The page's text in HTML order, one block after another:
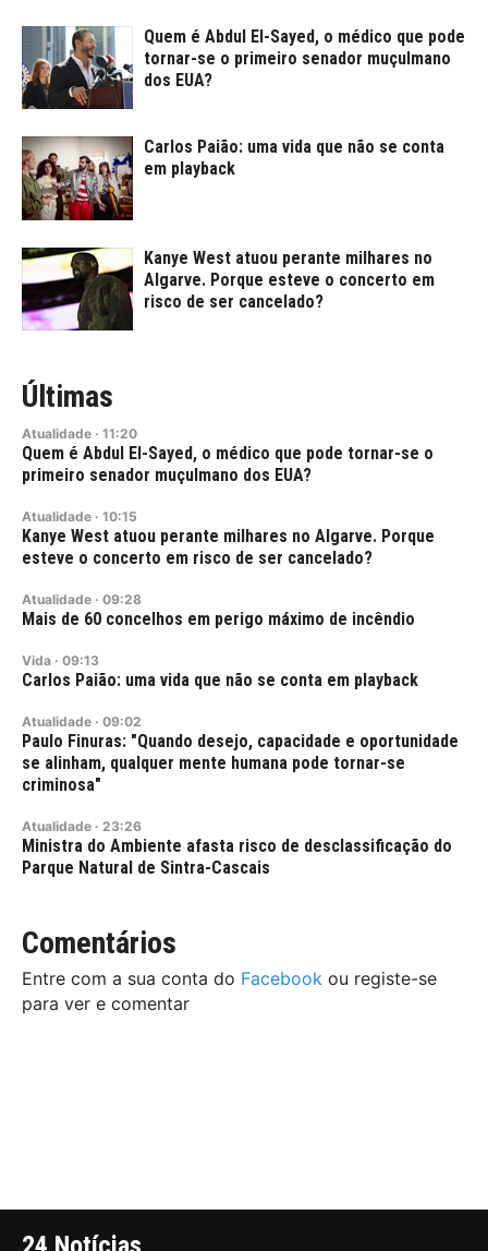
Quem é Abdul El-Sayed, o médico que pode
tornar-se o primeiro senador muçulmano
dos EUA?
Carlos Paião: uma vida que não se conta
em playback
Kanye West atuou perante milhares no
Algarve. Porque esteve o concerto em
risco de ser cancelado?
Últimas
Atualidade · 11:20
Quem é Abdul El-Sayed, o médico que pode tornar-se o
primeiro senador muçulmano dos EUA?
Atualidade · 10:15
Kanye West atuou perante milhares no Algarve. Porque
esteve o concerto em risco de ser cancelado?
Atualidade · 09:28
Mais de 60 concelhos em perigo máximo de incêndio
Vida · 09:13
Carlos Paião: uma vida que não se conta em playback
Atualidade · 09:02
Paulo Finuras: "Quando desejo, capacidade e oportunidade
se alinham, qualquer mente humana pode tornar-se
criminosa"
Atualidade · 23:26
Ministra do Ambiente afasta risco de desclassificação do
Parque Natural de Sintra-Cascais
Comentários
Entre com a sua conta do Facebook ou registe-se
para ver e comentar